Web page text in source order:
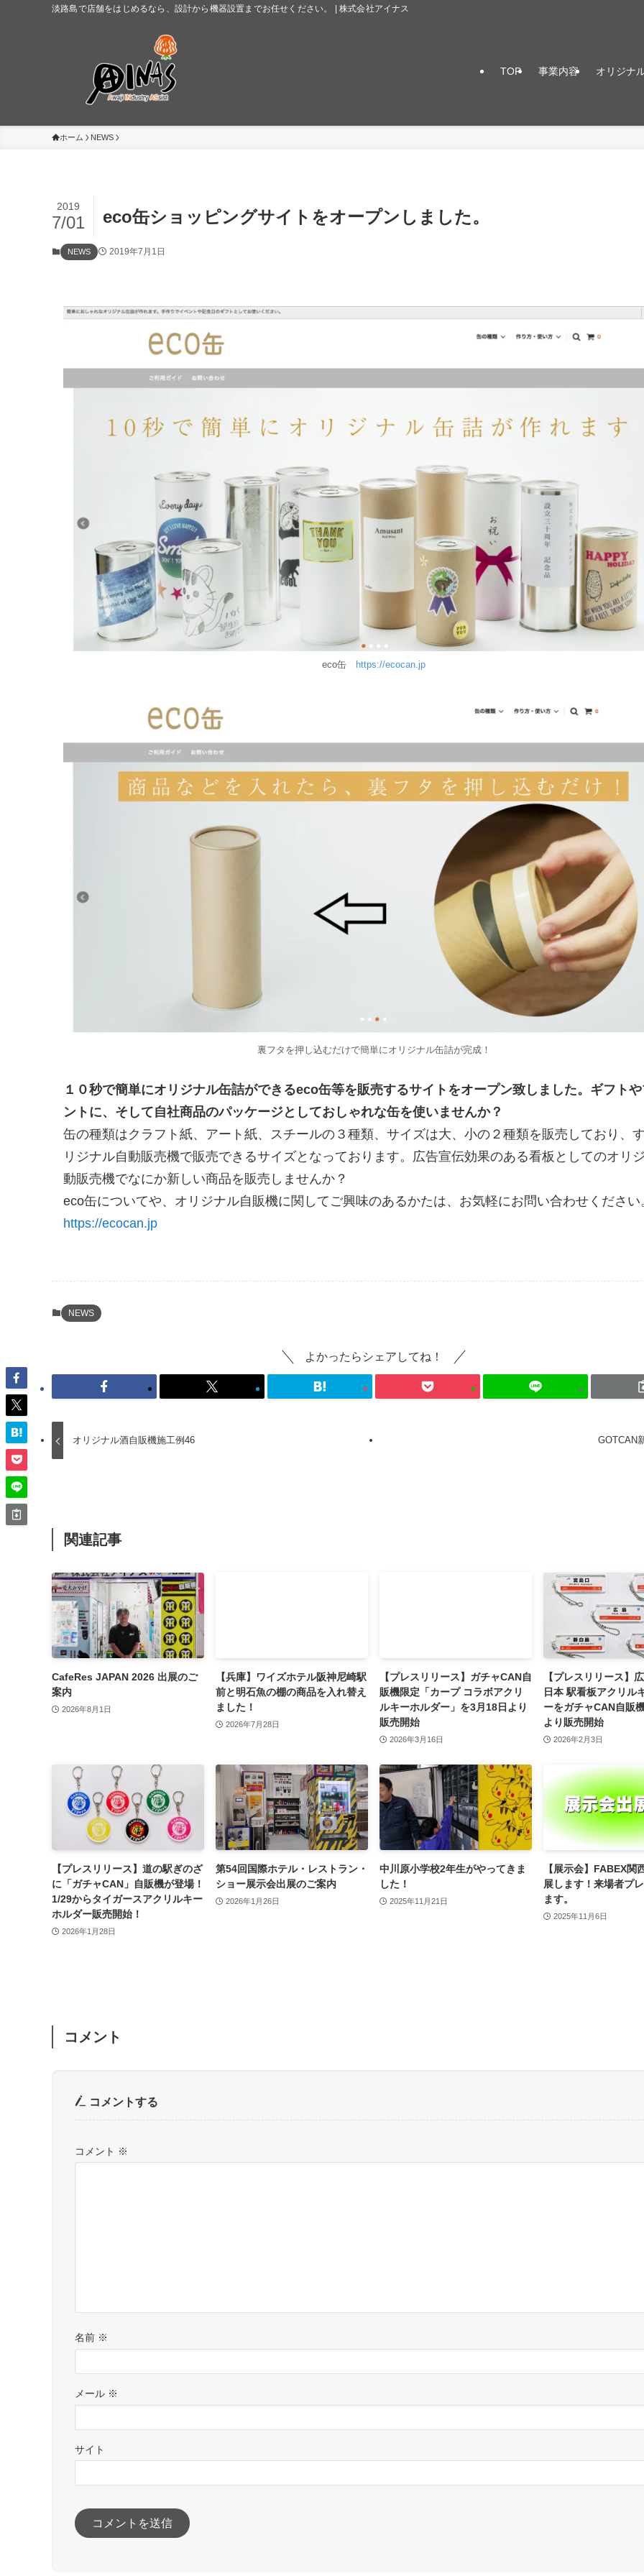
淡路島で店舗をはじめるなら、設計から機器設置までお任せください。 | 株式会社アイナス
TOP 事業内容 オリジナ
ホーム NEWS
eco缶ショッピングサイトをオープンしました。
2019
7/01
NEWS 2019年7月1日
eco缶 https://ecocan.jp
裏フタを押し込むだけで簡単にオリジナル缶詰が完成！
１０秒で簡単にオリジナル缶詰ができるeco缶等を販売するサイトをオープン致しました。ギフト
ントに、そして自社商品のパッケージとしておしゃれな缶を使いませんか？
缶の種類はクラフト紙、アート紙、スチールの３種類、サイズは大、小の２種類を販売しており、
リジナル自動販売機で販売できるサイズとなっております。広告宣伝効果のある看板としてのオリ
動販売機でなにか新しい商品を販売しませんか？
eco缶についてや、オリジナル自販機に関してご興味のあるかたは、お気軽にお問い合わせください
https://ecocan.jp
NEWS
よかったらシェアしてね！
オリジナル酒自販機施工例46 GOTCAN
関連記事
CafeRes JAPAN 2026 出展のご
案内
2026年8月1日
【兵庫】ワイズホテル阪神尼崎駅
前と明石魚の棚の商品を入れ替え
ました！
2026年7月28日
【プレスリリース】ガチャCAN自
販機限定「カープ コラボアクリ
ルキーホルダー」を3月18日より
販売開始
2026年3月16日
【プレスリリース】
日本 駅看板アクリル
ーをガチャCAN自販
より販売開始
2026年2月3日
【プレスリリース】道の駅ぎのざ
に「ガチャCAN」自販機が登場！
1/29からタイガースアクリルキー
ホルダー販売開始！
2026年1月28日
第54回国際ホテル・レストラン・
ショー展示会出展のご案内
2026年1月26日
中川原小学校2年生がやってきま
した！
2025年11月21日
【展示会】FABEX関
展します！来場者プ
ます。
2025年11月6日
コメント
コメントする
コメント ※
名前 ※
メール ※
サイト